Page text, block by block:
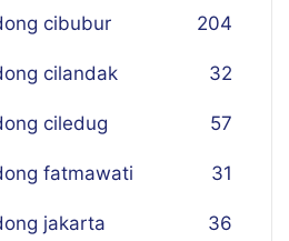
cibubur 204
cilandak 32
ciledug 57
fatmawati 31
jakarta 36